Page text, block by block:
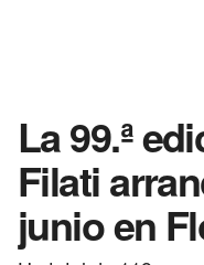
La 99.ª
Filati
junio en